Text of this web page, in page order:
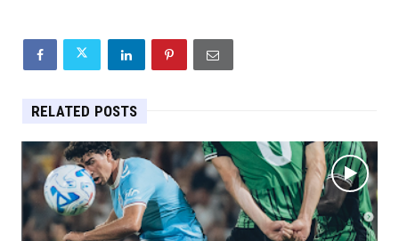
RELATED POSTS